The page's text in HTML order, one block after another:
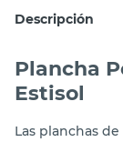
Descripción
Plancha
Estisol
Las planchas